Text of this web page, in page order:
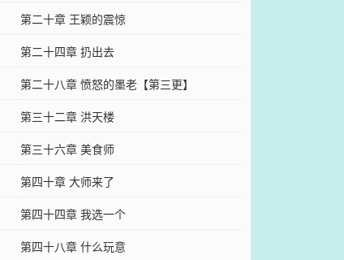
第二十章 王颖的震惊
第二十四章 扔出去
第二十八章 愤怒的墨老【第三更】
第三十二章 洪天楼
第三十六章 美食师
第四十章 大师来了
第四十四章 我选一个
第四十八章 什么玩意